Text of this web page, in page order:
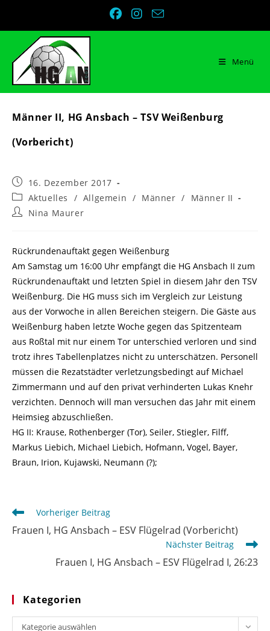
Menü
Männer II, HG Ansbach – TSV Weißenburg
(Vorbericht)
Beitrag
veröffentlicht:
16. Dezember 2017
Beitrags-
Kategorie:
Aktuelles / Allgemein / Männer /
Männer II
Beitrags-Nina Maurer
Rückrundenauftakt gegen Weißenburg
Am Samstag um 16:00 Uhr empfängt die HG Ansbach II zum
Rückrundenauftakt und letzten Spiel in diesem Jahr den TSV
Weißenburg. Die HG muss sich im Vergleich zur Leistung
aus der Vorwoche in allen Bereichen steigern. Die Gäste aus
Weißenburg haben letzte Woche gegen das Spitzenteam
aus Roßtal mit nur einem Tor unterschied verloren und sind
trotz ihres Tabellenplatzes nicht zu unterschätzen. Personell
müssen die Rezatstädter verletzungsbedingt auf Michael
Zimmermann und auf den privat verhinderten Lukas Knehr
verzichten. Dennoch will man versuchen das Jahr mit einem
Heimsieg abzuschließen.
HG II: Krause, Rothenberger (Tor), Seiler, Stiegler, Filff,
Markus Liebich, Michael Liebich, Hofmann, Vogel, Bayer,
Braun, Irion, Kujawski, Neumann (?);
Weitere
Artikel
ansehen
Vorheriger Beitrag
Frauen I, HG Ansbach – ESV Flügelrad (Vorbericht)
Nächster Beitrag
Frauen I, HG Ansbach – ESV Flügelrad I, 26:23
Kategorien
Kategorien
Kategorie auswählen